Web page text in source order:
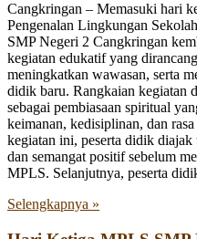
Cangkringan – Memasuki hari
Pengenalan Lingkungan
SMP Negeri 2 Cangkringan
kegiatan edukatif yang
meningkatkan wawasan, serta
didik baru. Rangkaian kegiatan
sebagai pembiasaan spiritual
keimanan, kedisiplinan, dan
kegiatan ini, peserta didik
dan semangat positif sebelum
MPLS. Selanjutnya, peserta
Selengkapnya »